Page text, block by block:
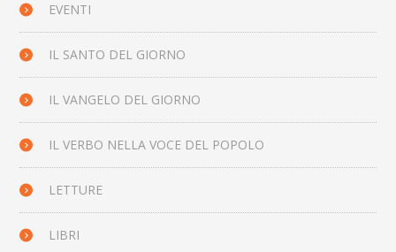
EVENTI
IL SANTO DEL GIORNO
IL VANGELO DEL GIORNO
IL VERBO NELLA VOCE DEL POPOLO
LETTURE
LIBRI